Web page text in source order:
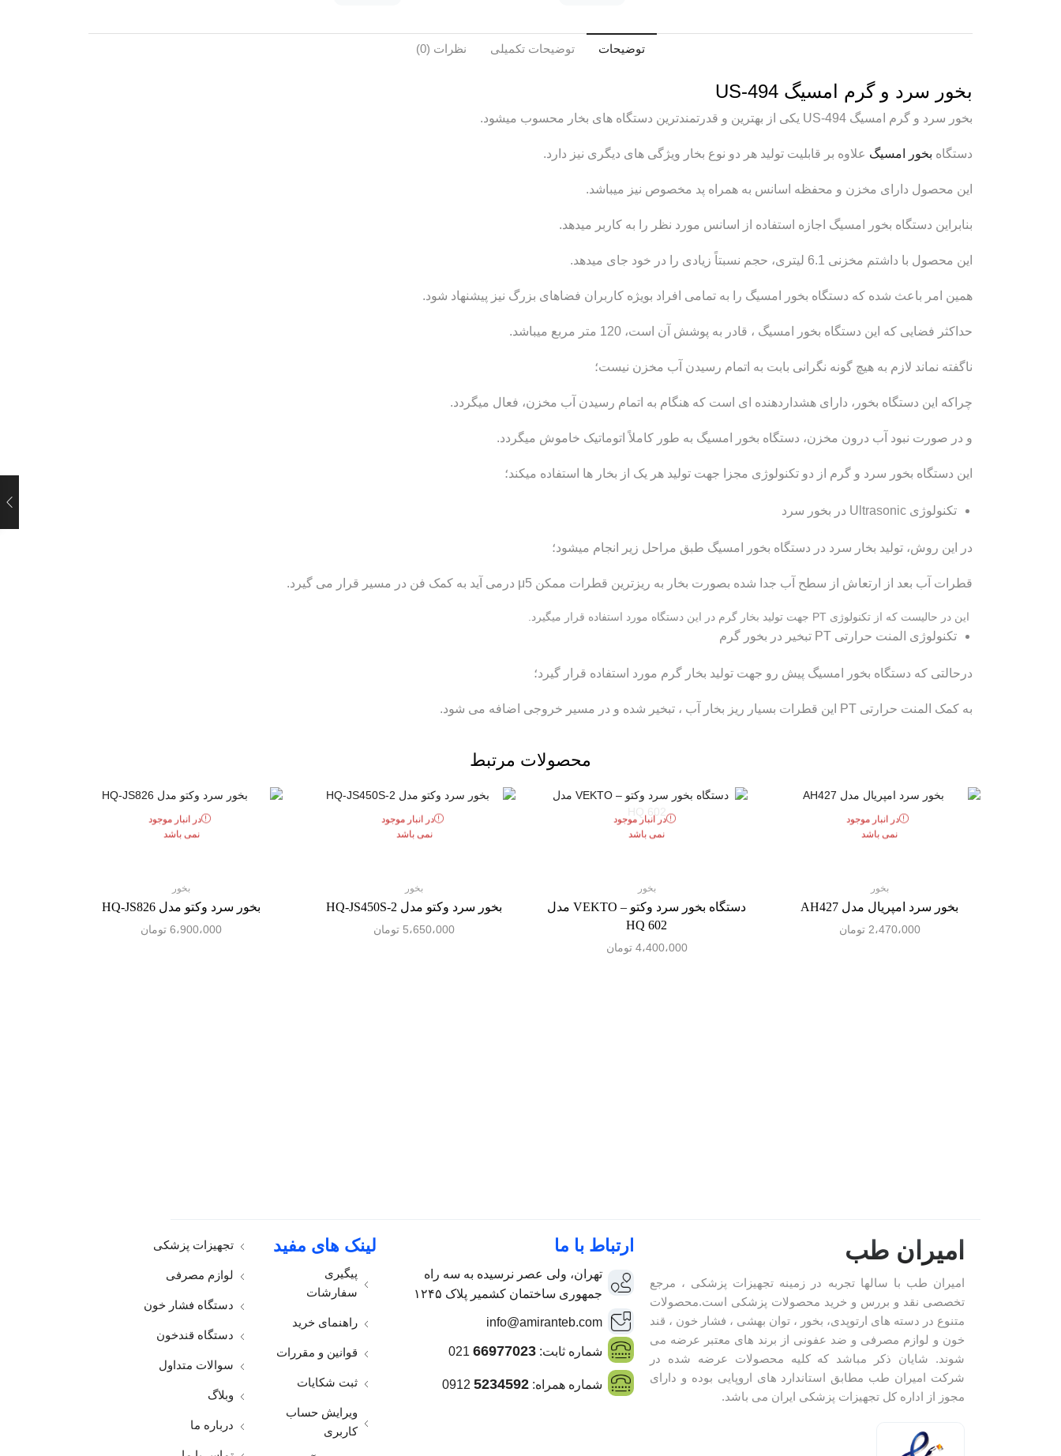
توضیحات توضیحات تکمیلی نظرات (0)
بخور سرد و گرم امسیگ US-494
بخور سرد و گرم امسیگ US-494 یکی از بهترین و قدرتمندترین دستگاه های بخار محسوب میشود.
دستگاه بخور امسیگ علاوه بر قابلیت تولید هر دو نوع بخار ویژگی های دیگری نیز دارد.
این محصول دارای مخزن و محفظه اسانس به همراه پد مخصوص نیز میباشد.
بنابراین دستگاه بخور امسیگ اجازه استفاده از اسانس مورد نظر را به کاربر میدهد.
این محصول با داشتم مخزنی 6.1 لیتری، حجم نسبتاً زیادی را در خود جای میدهد.
همین امر باعث شده که دستگاه بخور امسیگ را به تمامی افراد بویژه کاربران فضاهای بزرگ نیز پیشنهاد شود.
حداکثر فضایی که این دستگاه بخور امسیگ ، قادر به پوشش آن است، 120 متر مربع میباشد.
ناگفته نماند لازم به هیچ گونه نگرانی بابت به اتمام رسیدن آب مخزن نیست؛
چراکه این دستگاه بخور، دارای هشداردهنده ای است که هنگام به اتمام رسیدن آب مخزن، فعال میگردد.
و در صورت نبود آب درون مخزن، دستگاه بخور امسیگ به طور کاملاً اتوماتیک خاموش میگردد.
این دستگاه بخور سرد و گرم از دو تکنولوژی مجزا جهت تولید هر یک از بخار ها استفاده میکند؛
تکنولوژی Ultrasonic در بخور سرد
در این روش، تولید بخار سرد در دستگاه بخور امسیگ طبق مراحل زیر انجام میشود؛
قطرات آب بعد از ارتعاش از سطح آب جدا شده بصورت بخار به ریزترین قطرات ممکن μ5 درمی آید به کمک فن در مسیر قرار می گیرد.
این در حالیست که از تکنولوژی PT جهت تولید بخار گرم در این دستگاه مورد استفاده قرار میگیرد.
تکنولوژی المنت حرارتی PT تبخیر در بخور گرم
درحالتی که دستگاه بخور امسیگ پیش رو جهت تولید بخار گرم مورد استفاده قرار گیرد؛
به کمک المنت حرارتی PT این قطرات بسیار ریز بخار آب ، تبخیر شده و در مسیر خروجی اضافه می شود.
محصولات مرتبط
در انبار موجود
نمی باشد
بخور
بخور سرد امپریال مدل AH427
2،470،000 تومان
در انبار موجود
نمی باشد
بخور
دستگاه بخور سرد وکتو – VEKTO مدل
HQ 602
4،400،000 تومان
در انبار موجود
نمی باشد
بخور
بخور سرد وکتو مدل HQ-JS450S-2
5،650،000 تومان
در انبار موجود
نمی باشد
بخور
بخور سرد وکتو مدل HQ-JS826
6،900،000 تومان
امیران طب
امیران طب با سالها تجربه در زمینه تجهیزات پزشکی ، مرجع
تخصصی نقد و بررس و خرید محصولات پزشکی است.محصولات
متنوع در دسته های ارتوپدی، بخور ، توان بهشی ، فشار خون ، قند
خون و لوازم مصرفی و ضد عفونی از برند های معتبر عرضه می
شوند. شایان ذکر مباشد که کلیه محصولات عرضه شده در
شرکت امیران طب مطابق استاندارد های اروپایی بوده و دارای
مجوز از اداره کل تجهیزات پزشکی ایران می باشد.
ارتباط با ما
تهران، ولی عصر نرسیده به سه راه
جمهوری ساختمان کشمیر پلاک ۱۲۴۵
info@amiranteb.com
شماره ثابت:66977023
شماره همراه:5234592
لینک های مفید
پیگیری
سفارشات
راهنمای خرید
قوانین و مقررات
ثبت شکایات
ویرایش حساب
کاربری
تجهیزات پزشکی
لوازم مصرفی
دستگاه فشار خون
دستگاه قندخون
سوالات متداول
وبلاگ
درباره ما